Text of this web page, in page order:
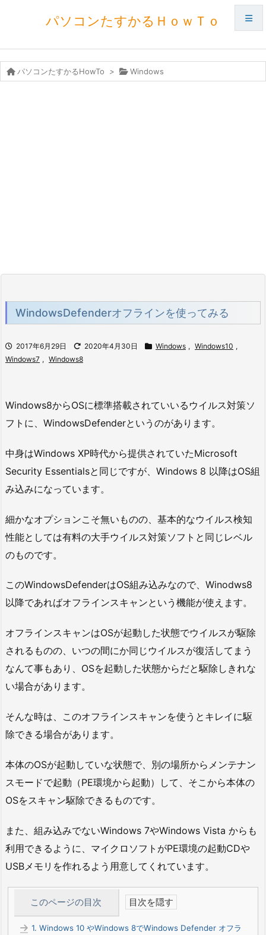
パソコンたすかるＨｏｗＴｏ
パソコンたすかるHowTo > Windows
WindowsDefenderオフラインを使ってみる
2017年6月29日 2020年4月30日 Windows , Windows10 ,
Windows7 , Windows8
Windows8からOSに標準搭載されていいるウイルス対策ソ
フトに、WindowsDefenderというのがあります。
中身はWindows XP時代から提供されていたMicrosoft
Security Essentialsと同じですが、Windows 8 以降はOS組
み込みになっています。
細かなオプションこそ無いものの、基本的なウイルス検知
性能としては有料の大手ウイルス対策ソフトと同じレベル
のものです。
このWindowsDefenderはOS組み込みなので、Winodws8
以降であればオフラインスキャンという機能が使えます。
オフラインスキャンはOSが起動した状態でウイルスが駆除
されるものの、いつの間にか同じウイルスが復活してまう
なんて事もあり、OSを起動した状態からだと駆除しきれな
い場合があります。
そんな時は、このオフラインスキャンを使うとキレイに駆
除できる場合があります。
本体のOSが起動していな状態で、別の場所からメンテナン
スモードで起動（PE環境から起動）して、そこから本体の
OSをスキャン駆除できるものです。
また、組み込みでないWindows 7やWindows Vista からも
利用できるように、マイクロソフトがPE環境の起動CDや
USBメモリを作れるよう用意してくれています。
このページの目次
1. Windows 10 やWindows 8でWindows Defender オフラ